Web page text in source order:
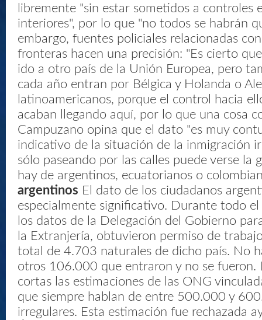
libremente "sin estar sometidos a controles
interiores", por lo que "no todos se habrán
embargo, fuentes policiales relacionadas
fronteras hacen una precisión: "Es cierto
ido a otro país de la Unión Europea, pero
cada año entran por Bélgica y Holanda o
latinoamericanos, porque el control hacia
acaban llegando aquí, por lo que una cosa
Campuzano opina que el dato "es muy
indicativo de la situación de la inmigración
sólo paseando por las calles puede verse la
hay de argentinos, ecuatorianos o
argentinos El dato de los ciudadanos
especialmente significativo. Durante todo el
los datos de la Delegación del Gobierno
la Extranjería, obtuvieron permiso de
total de 4.703 naturales de dicho país. No
otros 106.000 que entraron y no se fueron.
cortas las estimaciones de las ONG
que siempre hablan de entre 500.000 y
irregulares. Esta estimación fue rechazada